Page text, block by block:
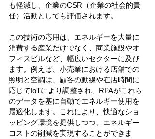
も軽減し、企業のCSR（企業の社会的責
任）活動としても評価されます。
この技術の応用は、エネルギーを大量に
消費する産業だけでなく、商業施設やオ
フィスビルなど、幅広いセクターに及び
ます。例えば、小売業における店舗での
照明と空調は、顧客の動線や在店時間に
応じてIoTにより調整され、RPAがこれら
のデータを基に自動でエネルギー使用を
最適化します。これにより、快適なショ
ッピング環境を提供しつつ、エネルギー
コストの削減を実現することができま